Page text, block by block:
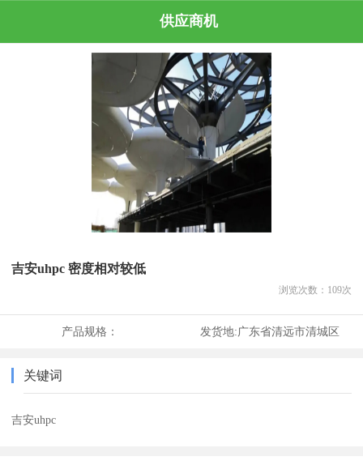
供应商机
吉安uhpc 密度相对较低
浏览次数： 109次
产品规格： 发货地:广东省清远市清城区
关键词
吉安uhpc